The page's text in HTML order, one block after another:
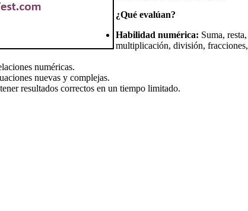
¿Qué evalúan?
Habilidad numérica: Suma, resta,
multiplicación, división, fracciones,
numéricas.
nuevas y complejas.
resultados correctos en un tiempo limitado.